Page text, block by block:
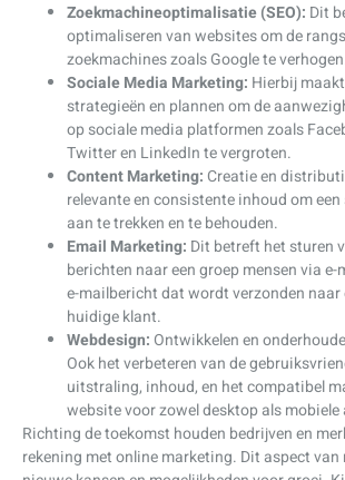
Zoekmachineoptimalisatie (SEO): Dit
optimaliseren van websites om de
zoekmachines zoals Google te
Sociale Media Marketing: Hierbij
strategieën en plannen om de
op sociale media platformen zoals
Twitter en LinkedIn te vergroten.
Content Marketing: Creatie en
relevante en consistente inhoud om
aan te trekken en te behouden.
Email Marketing: Dit betreft het sturen
berichten naar een groep mensen via
e-mailbericht dat wordt verzonden naar
huidige klant.
Webdesign: Ontwikkelen en
Ook het verbeteren van de
uitstraling, inhoud, en het compatibel
website voor zowel desktop als
Richting de toekomst houden bedrijven en
rekening met online marketing. Dit aspect